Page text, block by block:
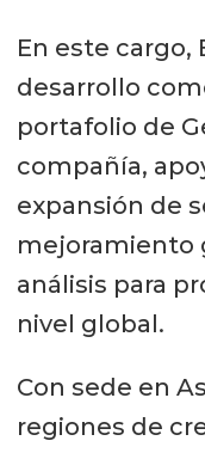
En este cargo,
desarrollo
portafolio de
compañía,
expansión de
mejoramiento
análisis para
nivel global.
Con sede en
regiones de